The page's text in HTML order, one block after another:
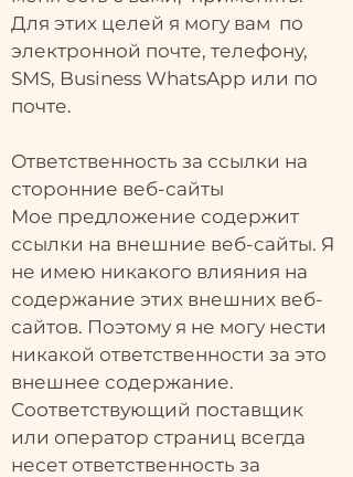
Для этих целей я могу вам по
электронной почте, телефону,
SMS, Business WhatsApp или по
почте.
Ответственность за ссылки на
сторонние веб-сайты
Мое предложение содержит
ссылки на внешние веб-сайты. Я
не имею никакого влияния на
содержание этих внешних веб-
сайтов. Поэтому я не могу нести
никакой ответственности за это
внешнее содержание.
Соответствующий поставщик
или оператор страниц всегда
несет ответственность за